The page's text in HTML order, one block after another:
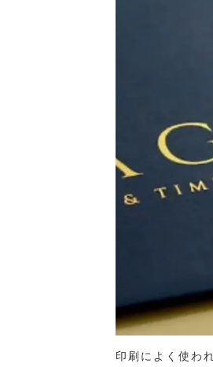
印刷によく使わ